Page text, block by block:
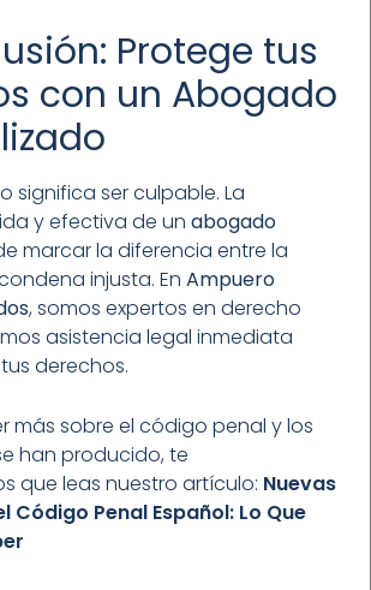
Protege tus
con un Abogado
significa ser culpable. La
y efectiva de un abogado
marcar la diferencia entre la
injusta. En Ampuero
, somos expertos en derecho
asistencia legal inmediata
derechos.
más sobre el código penal y los
han producido, te
que leas nuestro artículo: Nuevas
Código Penal Español: Lo Que